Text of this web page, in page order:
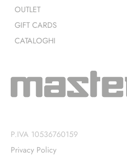
OUTLET
GIFT CARDS
CATALOGHI
P.IVA 10536760159
Privacy Policy